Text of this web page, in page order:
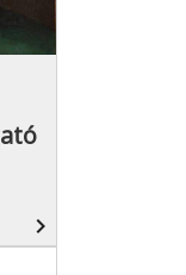
navigate_next